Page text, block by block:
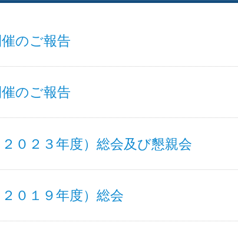
のご報告
のご報告
０２３年度）総会及び懇親会
０１９年度）総会